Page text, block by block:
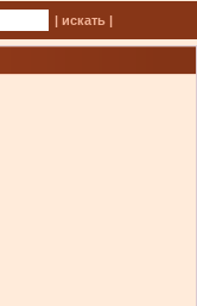
| искать |